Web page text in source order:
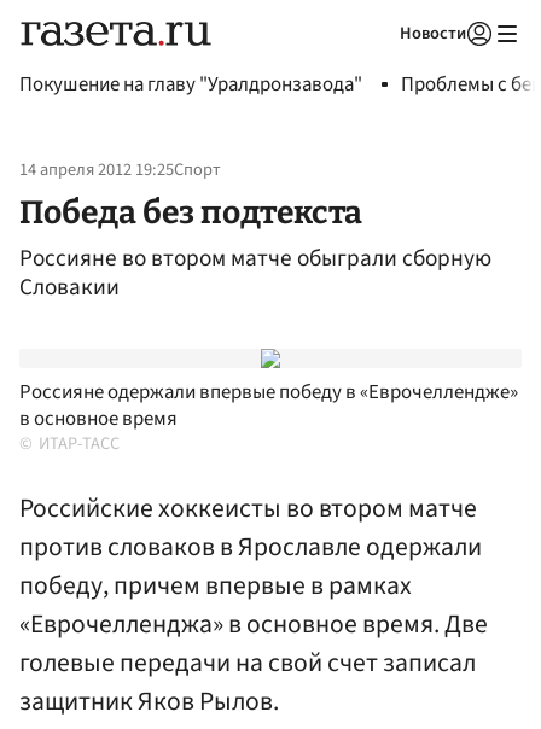
Новости
Покушение на главу "Уралдронзавода" Проблемы с
14 апреля 2012 19:25Спорт
Победа без подтекста
Россияне во втором матче обыграли сборную
Словакии
Россияне одержали впервые победу в «Еврочеллендже»
в основное время
ИТАР-ТАСС
Российские хоккеисты во втором матче
против словаков в Ярославле одержали
победу, причем впервые в рамках
«Еврочелленджа» в основное время. Две
голевые передачи на свой счет записал
защитник Яков Рылов.